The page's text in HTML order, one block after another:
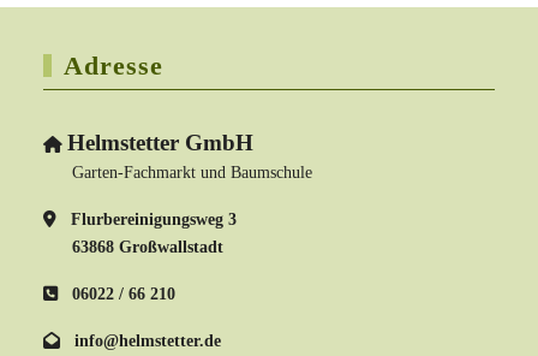
Adresse
Helmstetter GmbH
Garten-Fachmarkt und Baumschule
Flurbereinigungsweg 3
63868 Großwallstadt
06022 / 66 210
info@helmstetter.de